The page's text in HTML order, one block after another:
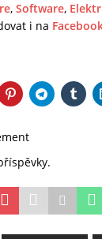
, Software,
i na